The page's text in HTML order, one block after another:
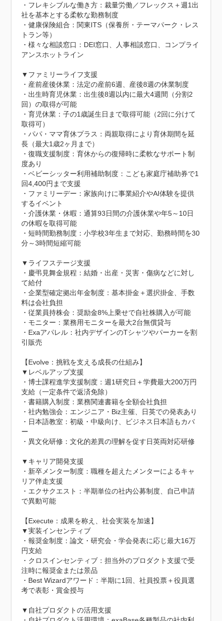
・フレキシブルな働き方：裁量労働／フレックス＋週1出
社を基本とする柔軟な勤務制度
・健康保険組合：関東ITS（保養所・テーマパーク・レス
トラン等）
・様々な相談窓口：DEI窓口、人事相談窓口、コンプライ
アンスホットライン
▼ファミリーライフ支援
・産前産後休業：法定の産前6週、産後8週の休業制度
・出生時育児休業：出生後8週以内に最大4週間（分割2
回）の取得が可能
・育児休業：子の1歳誕生日まで取得可能（2回に分けて
取得可）
・パパ・ママ育休プラス：両親取得により育休期間を延
長（最大1歳2ヶ月まで）
・復職支援制度：育休からの復帰時に柔軟なサポート制
度あり
・ベビーシッター利用補助制度：こども家庭庁補助券で1
回4,400円まで支援
・ファミリーデー：家族向けに事業紹介やAI体験を提供
するイベント
・介護休業・休暇：通算93日間の介護休業や年5～10日
の休暇を取得可能
・短時間勤務制度：小学校3年生まで対応、勤務時間を30
分～3時間短縮可能
▼ライフステージ支援
・慶弔見舞金規程：結婚・出産・災害・傷病などに対し
て給付
・企業型確定拠出年金制度：基本掛金＋選択掛金、手数
料は会社負担
・従業員持株会：奨励金8%上乗せで自社株購入が可能
・モニター：業務用モニターを最大2台無償貸与
・Exaアパレル：社内デザインのTシャツやパーカーを割
引販売
【Evolve：挑戦を支える成長の仕組み】
▼レベルアップ支援
・博士課程進学支援制度：週1研究日＋学費最大200万円
支給（一定条件で返済免除）
・書籍購入制度：業務関連書籍を全額会社負担
・社内勉強会：エンジニア・Biz主催、日英での発表あり
・日本語教室：初級・中級向け、ビジネス日本語もカバ
ー
・異文化研修：文化的差異の理解を促す日英両対応研修
▼キャリア開発支援
・新卒メンター制度：職種を超えたメンターによるキャ
リア伴走支援
・エクサクエスト：半期単位の社内公募制度、自己申請
で異動可能
【Execute：成果を称え、社会実装を加速】
▼実装インセンティブ
・報奨金制度：論文・研究会・学会発表に応じ最大16万
円支給
・クロスインセンティブ：担当外のプロダクト支援で受
注時に報奨金または景品
・Best Wizardアワード：半期に1回、社員投票＋役員選
考で表彰・賞金授与
▼自社プロダクトの活用支援